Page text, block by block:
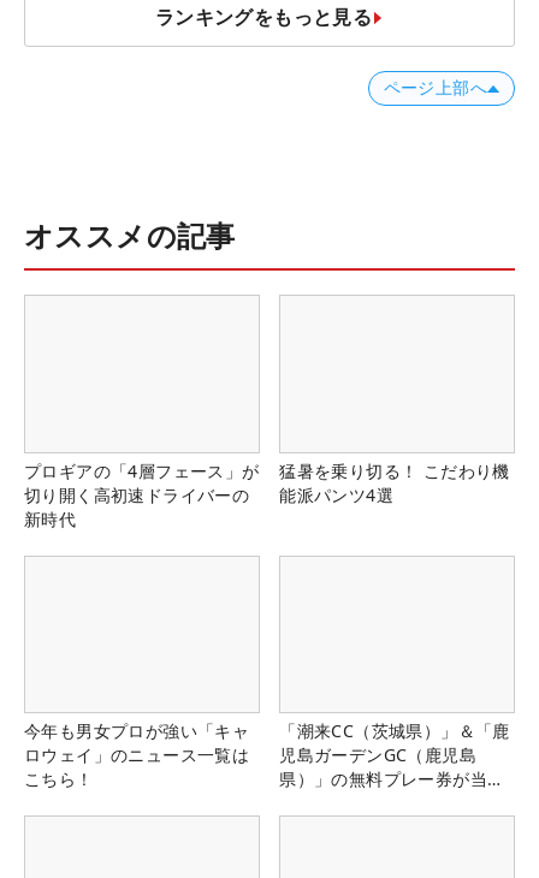
ランキングをもっと見る
ページ上部へ
オススメの記事
プロギアの「4層フェース」が
切り開く高初速ドライバーの
新時代
猛暑を乗り切る！ こだわり機
能派パンツ4選
今年も男女プロが強い「キャ
ロウェイ」のニュース一覧は
こちら！
「潮来CC（茨城県）」＆「鹿
児島ガーデンGC（鹿児島
県）」の無料プレー券が当た